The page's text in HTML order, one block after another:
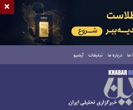
ما درباره ما تبلیغات آرشیو
×